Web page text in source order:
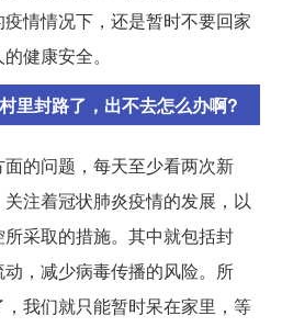
情情况下，还是暂时不要回家
健康安全。
里封路了，出不去怎么办啊?
的问题，每天至少看两次新
注着冠状肺炎疫情的发展，以
采取的措施。其中就包括封
，减少病毒传播的风险。所
我们就只能暂时呆在家里，等